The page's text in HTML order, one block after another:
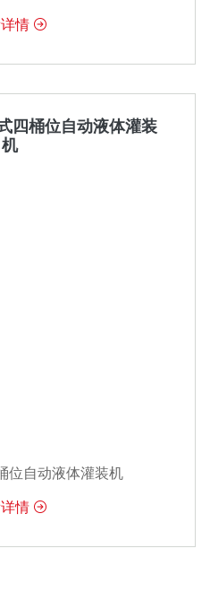
情 
四桶位自动液体灌装
机
位自动液体灌装机
情 